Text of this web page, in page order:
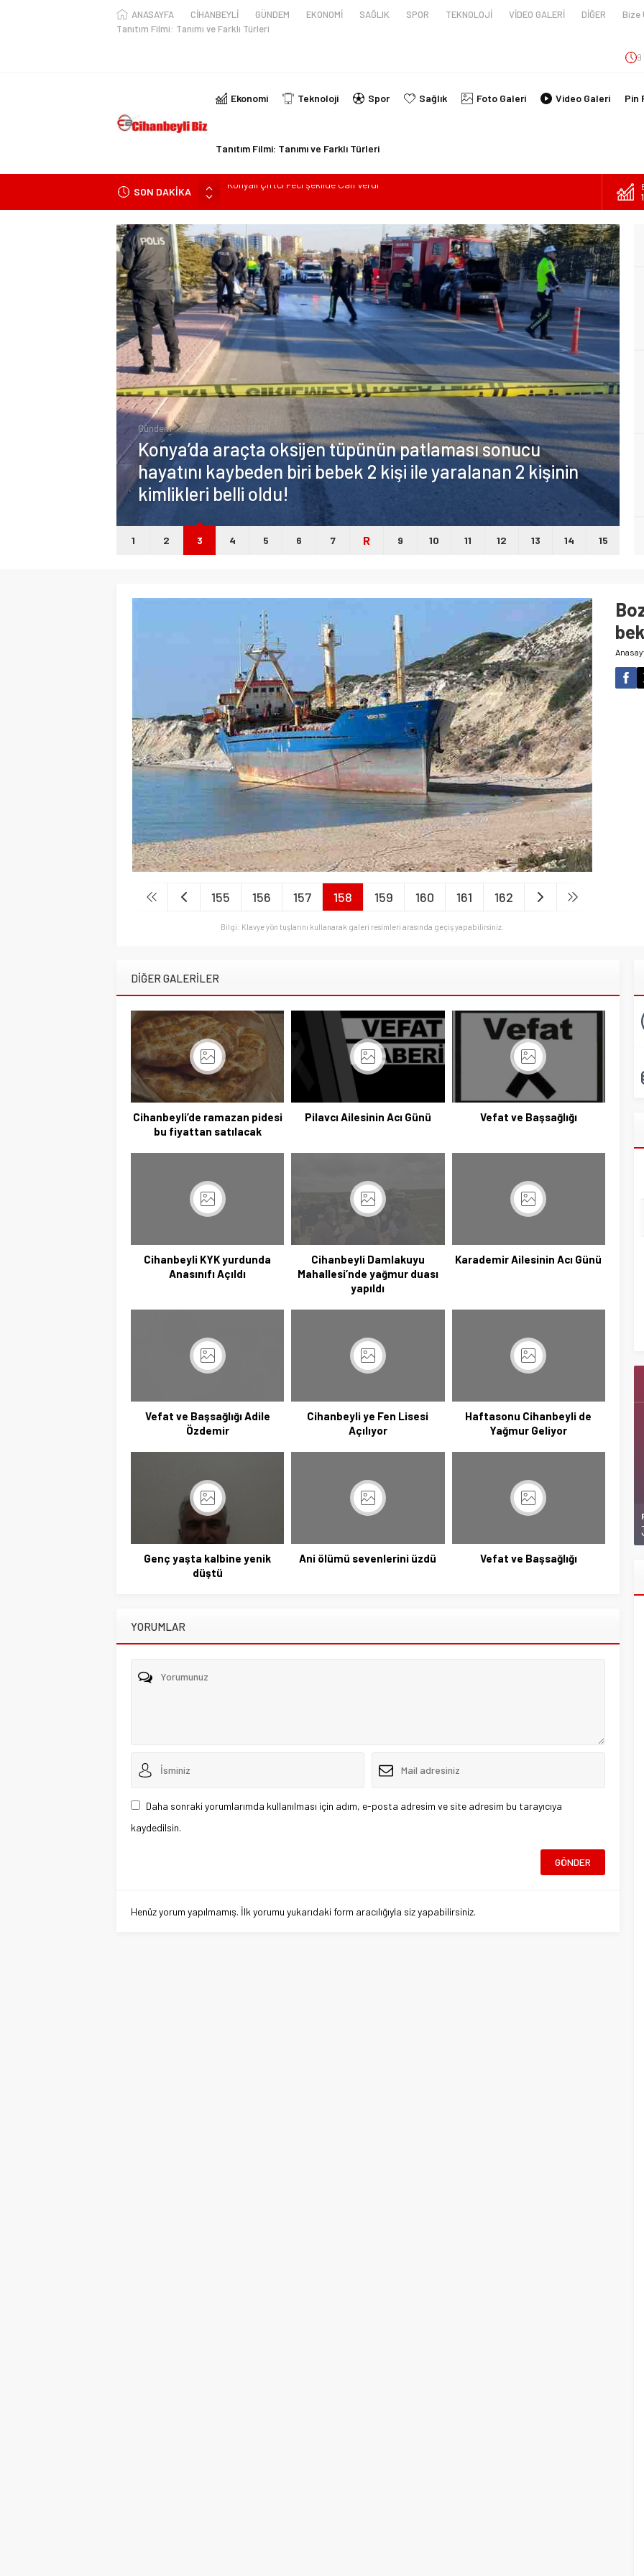
ANASAYFA CİHANBEYLİ GÜNDEM EKONOMİ SAĞLIK SPOR TEKNOLOJİ VİDEO GALERİ DİĞER Bize
Tanıtım Filmi: Tanımı ve Farklı Türleri
9
Ekonomi Teknoloji Spor Sağlık Foto Galeri Video Galeri Pin
Tanıtım Filmi: Tanımı ve Farklı Türleri
SON DAKİKA
Konya’da araçta oksijen tüpünün patlaması sonucu hayatını kaybeden biri bebek 2
KULU’DA HAFİF TİCARİ ARAÇ TAKLA ATTI: 2’Sİ ÇOCUK, 3 YARALI
Trafik Kazasinda Yaralanmıştı, Tedavi gördüğü Hastanede Hayatını Kaybetti
Başkan Adayı Kemal Tekin Sahada Ziyaretlerini Yoğunlaştırdı
Konyalı Çiftci Feci şekilde Can Verdi
Gündem 26 Şubat 2025 19:04
Konya’da araçta oksijen tüpünün patlaması sonucu
hayatını kaybeden biri bebek 2 kişi ile yaralanan 2 kişinin
kimlikleri belli oldu!
1 2 3 4 5 6 7 R 9 10 11 12 13 14 15
155 156 157 158 159 160 161 162
Bilgi: Klavye yön tuşlarını kullanarak galeri resimleri arasında geçiş yapabilirsiniz.
DİĞER GALERİLER
Cihanbeyli’de ramazan pidesi
bu fiyattan satılacak
Pilavcı Ailesinin Acı Günü Vefat ve Başsağlığı
Cihanbeyli KYK yurdunda
Anasınıfı Açıldı
Cihanbeyli Damlakuyu
Mahallesi’nde yağmur duası
yapıldı
Karademir Ailesinin Acı Günü
Vefat ve Başsağlığı Adile
Özdemir
Cihanbeyli ye Fen Lisesi
Açılıyor
Haftasonu Cihanbeyli de
Yağmur Geliyor
Genç yaşta kalbine yenik
düştü
Ani ölümü sevenlerini üzdü Vefat ve Başsağlığı
YORUMLAR
Daha sonraki yorumlarımda kullanılması için adım, e-posta adresim ve site adresim bu tarayıcıya
kaydedilsin.
Henüz yorum yapılmamış. İlk yorumu yukarıdaki form aracılığıyla siz yapabilirsiniz.